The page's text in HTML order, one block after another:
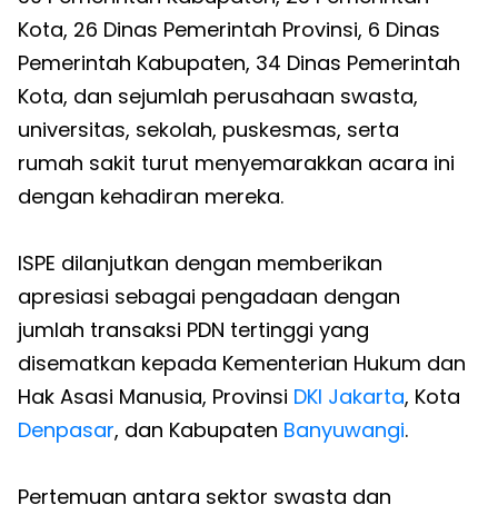
Kota, 26 Dinas Pemerintah Provinsi, 6 Dinas
Pemerintah Kabupaten, 34 Dinas Pemerintah
Kota, dan sejumlah perusahaan swasta,
universitas, sekolah, puskesmas, serta
rumah sakit turut menyemarakkan acara ini
dengan kehadiran mereka.
ISPE dilanjutkan dengan memberikan
apresiasi sebagai pengadaan dengan
jumlah transaksi PDN tertinggi yang
disematkan kepada Kementerian Hukum dan
Hak Asasi Manusia, Provinsi DKI Jakarta, Kota
Denpasar, dan Kabupaten Banyuwangi.
Pertemuan antara sektor swasta dan